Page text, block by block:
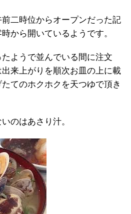
二時位からオープンだった記
から開いているようです。
ようで並んでいる間に注文
来上がりを順次お皿の上に載
てのホクホクを天つゆで頂き
のはあさり汁。